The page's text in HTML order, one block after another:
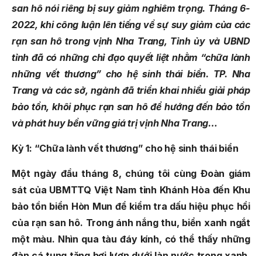
san hô nói riêng bị suy giảm nghiêm trọng. Tháng 6-
2022, khi công luận lên tiếng về sự suy giảm của các
rạn san hô trong vịnh Nha Trang, Tỉnh ủy và UBND
tỉnh đã có những chỉ đạo quyết liệt nhằm “chữa lành
những vết thương” cho hệ sinh thái biển. TP. Nha
Trang và các sở, ngành đã triển khai nhiều giải pháp
bảo tồn, khôi phục rạn san hô để hướng đến bảo tồn
và phát huy bền vững giá trị vịnh Nha Trang…
Kỳ 1: “Chữa lành vết thương” cho hệ sinh thái biển
Một ngày đầu tháng 8, chúng tôi cùng Đoàn giám
sát của UBMTTQ Việt Nam tỉnh Khánh Hòa đến Khu
bảo tồn biển Hòn Mun để kiểm tra dấu hiệu phục hồi
của rạn san hô. Trong ánh nắng thu, biển xanh ngắt
một màu. Nhìn qua tàu đáy kính, có thể thấy những